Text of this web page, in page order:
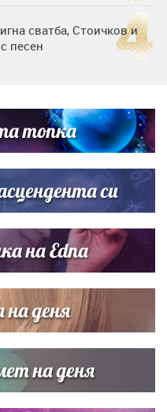
сватба, Стоичков и
песен
във ВИП гостите на
топка
си
на Edna
деня
на деня